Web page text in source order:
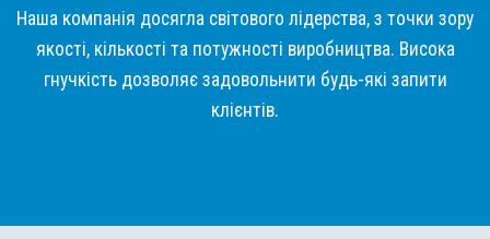
Наша компанія досягла світового лідерства, з точки зору
якості, кількості та потужності виробництва. Висока
гнучкість дозволяє задовольнити будь-які запити
клієнтів.